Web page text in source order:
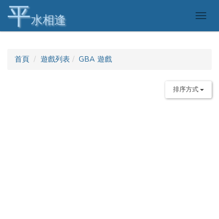
平水相逢
首頁 遊戲列表 GBA 遊戲
排序方式